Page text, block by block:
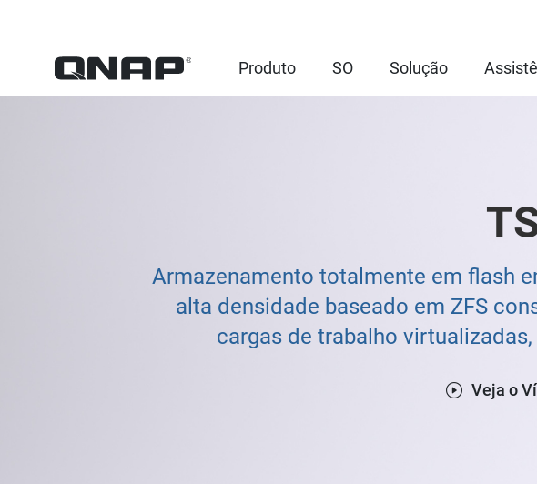
Produto SO Solução
Armazenamento totalmente em flash
alta densidade baseado em ZFS
cargas de trabalho
Veja o